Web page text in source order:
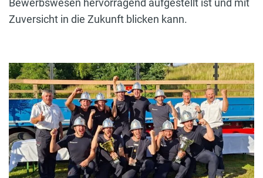
Bewerbswesen hervorragend aufgestellt ist und mit
Zuversicht in die Zukunft blicken kann.